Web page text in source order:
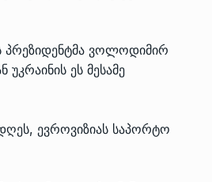
პრეზიდენტმა ვოლოდიმირ
ეს მესამე
ევროვიზიას საპორტო